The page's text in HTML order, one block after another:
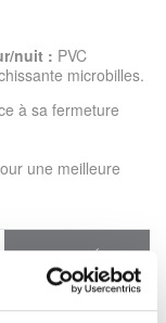
nuit : PVC
microbilles.
à sa fermeture
une meilleure
PLUS DE DÉTAILS